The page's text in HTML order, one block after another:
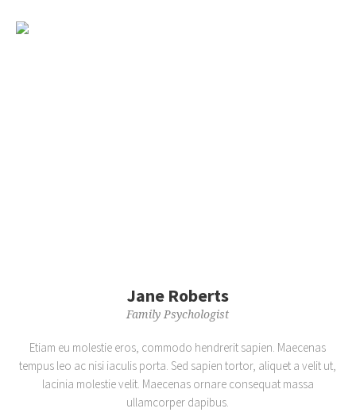
Jane Roberts
Family Psychologist
Etiam eu molestie eros, commodo hendrerit sapien. Maecenas
tempus leo ac nisi iaculis porta. Sed sapien tortor, aliquet a velit ut,
lacinia molestie velit. Maecenas ornare consequat massa
ullamcorper dapibus.